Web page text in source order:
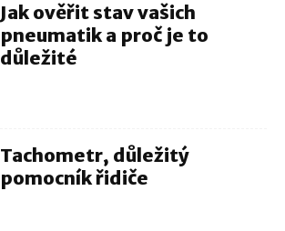
Jak ověřit stav vašich
pneumatik a proč je to
důležité
Tachometr, důležitý
pomocník řidiče